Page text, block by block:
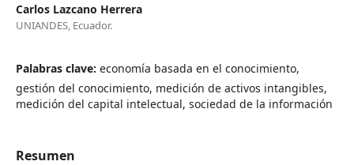
Carlos Lazcano Herrera
UNIANDES, Ecuador.
Palabras clave: economía basada en el conocimiento,
gestión del conocimiento, medición de activos intangibles,
medición del capital intelectual, sociedad de la información
Resumen